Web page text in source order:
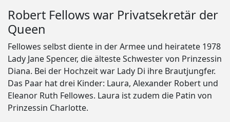
Robert Fellows war Privatsekretär der
Queen
Fellowes selbst diente in der Armee und heiratete 1978
Lady Jane Spencer, die älteste Schwester von Prinzessin
Diana. Bei der Hochzeit war Lady Di ihre Brautjungfer.
Das Paar hat drei Kinder: Laura, Alexander Robert und
Eleanor Ruth Fellowes. Laura ist zudem die Patin von
Prinzessin Charlotte.